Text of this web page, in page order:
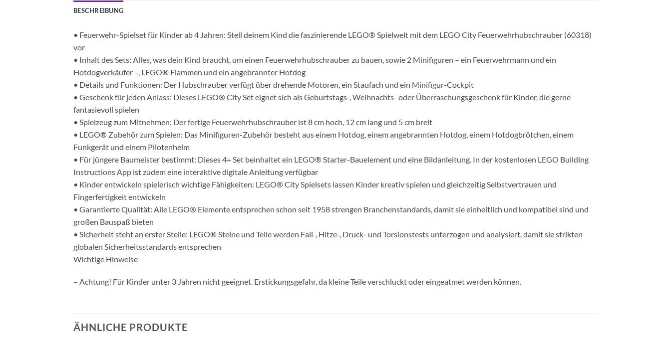
BESCHREIBUNG
• Feuerwehr-Spielset für Kinder ab 4 Jahren: Stell deinem Kind die faszinierende LEGO® Spielwelt mit dem LEGO City Feuerwehrhubschrauber (60318)
vor
• Inhalt des Sets: Alles, was dein Kind braucht, um einen Feuerwehrhubschrauber zu bauen, sowie 2 Minifiguren – ein Feuerwehrmann und ein
Hotdogverkäufer –, LEGO® Flammen und ein angebrannter Hotdog
• Details und Funktionen: Der Hubschrauber verfügt über drehende Motoren, ein Staufach und ein Minifigur-Cockpit
• Geschenk für jeden Anlass: Dieses LEGO® City Set eignet sich als Geburtstags-, Weihnachts- oder Überraschungsgeschenk für Kinder, die gerne
fantasievoll spielen
• Spielzeug zum Mitnehmen: Der fertige Feuerwehrhubschrauber ist 8 cm hoch, 12 cm lang und 5 cm breit
• LEGO® Zubehör zum Spielen: Das Minifiguren-Zubehör besteht aus einem Hotdog, einem angebrannten Hotdog, einem Hotdogbrötchen, einem
Funkgerät und einem Pilotenhelm
• Für jüngere Baumeister bestimmt: Dieses 4+ Set beinhaltet ein LEGO® Starter-Bauelement und eine Bildanleitung. In der kostenlosen LEGO Building
Instructions App ist zudem eine interaktive digitale Anleitung verfügbar
• Kinder entwickeln spielerisch wichtige Fähigkeiten: LEGO® City Spielsets lassen Kinder kreativ spielen und gleichzeitig Selbstvertrauen und
Fingerfertigkeit entwickeln
• Garantierte Qualität: Alle LEGO® Elemente entsprechen schon seit 1958 strengen Branchenstandards, damit sie einheitlich und kompatibel sind und
großen Bauspaß bieten
• Sicherheit steht an erster Stelle: LEGO® Steine und Teile werden Fall-, Hitze-, Druck- und Torsionstests unterzogen und analysiert, damit sie strikten
globalen Sicherheitsstandards entsprechen
Wichtige Hinweise
– Achtung! Für Kinder unter 3 Jahren nicht geeignet. Erstickungsgefahr, da kleine Teile verschluckt oder eingeatmet werden können.
ÄHNLICHE PRODUKTE